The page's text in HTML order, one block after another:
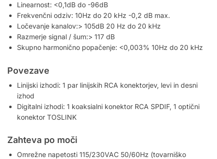
Linearnost: <0,1dB do -96dB
Frekvenčni odziv: 10Hz do 20 kHz -0,2 dB max.
Ločevanje kanalov:> 105dB 20 Hz do 20 kHz
Razmerje signal / šum:> 117 dB
Skupno harmonično popačenje: <0,003% 10Hz do 20 kHz
Povezave
Linijski izhodi: 1 par linijskih RCA konektorjev, levi in ​​desni
izhod
Digitalni izhodi: 1 koaksialni konektor RCA SPDIF, 1 optični
konektor TOSLINK
Zahteva po moči
Omrežne napetosti 115/230VAC 50/60Hz (tovarniško